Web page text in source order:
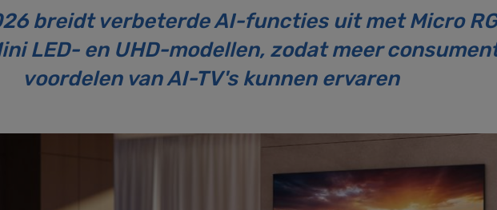
breidt verbeterde AI-functies uit met Micro
LED- en UHD-modellen, zodat meer
voordelen van AI-TV's kunnen ervaren